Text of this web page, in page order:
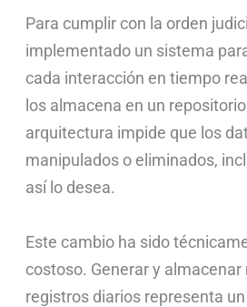
Para cumplir con la orden
implementado un sistema
cada interacción en tiempo
los almacena en un
arquitectura impide que los
manipulados o eliminados,
así lo desea.
Este cambio ha sido
costoso. Generar y almacenar
registros diarios representa